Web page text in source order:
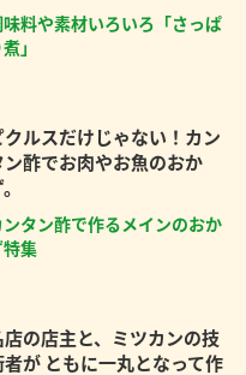
味料や素材いろいろ「さっぱ
」
クルスだけじゃない！カン
ン酢でお肉やお魚のおか
ンタン酢で作るメインのおか
特集
店の店主と、ミツカンの技
者が ともに一丸となって作